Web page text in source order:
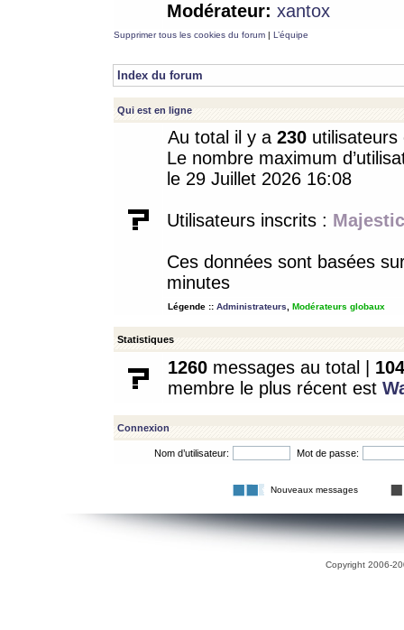
Modérateur: xantox
Supprimer tous les cookies du forum | L’équipe
Index du forum
Qui est en ligne
Au total il y a 230
Le nombre maximum
le 29 Juillet 2026 16:08
Utilisateurs inscrits :
Ces données sont basées
minutes
Légende :: Administrateurs Modérateurs globaux
Statistiques
1260 messages au total | 104
membre le plus récent est
Connexion
Nom d’utilisateur: Mot de passe:
Nouveaux messages
Copyright 2006-